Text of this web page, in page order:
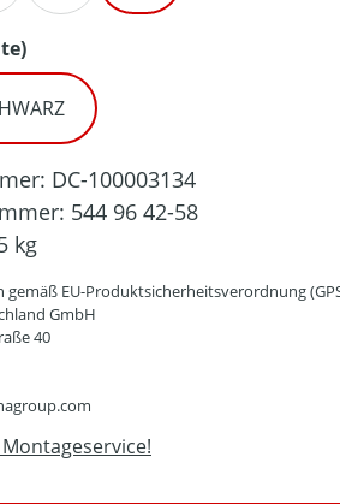
auswählen
DC-100003134
544 96 42-58
kg
gemäß EU-Produktsicherheitsverordnung
GmbH
40